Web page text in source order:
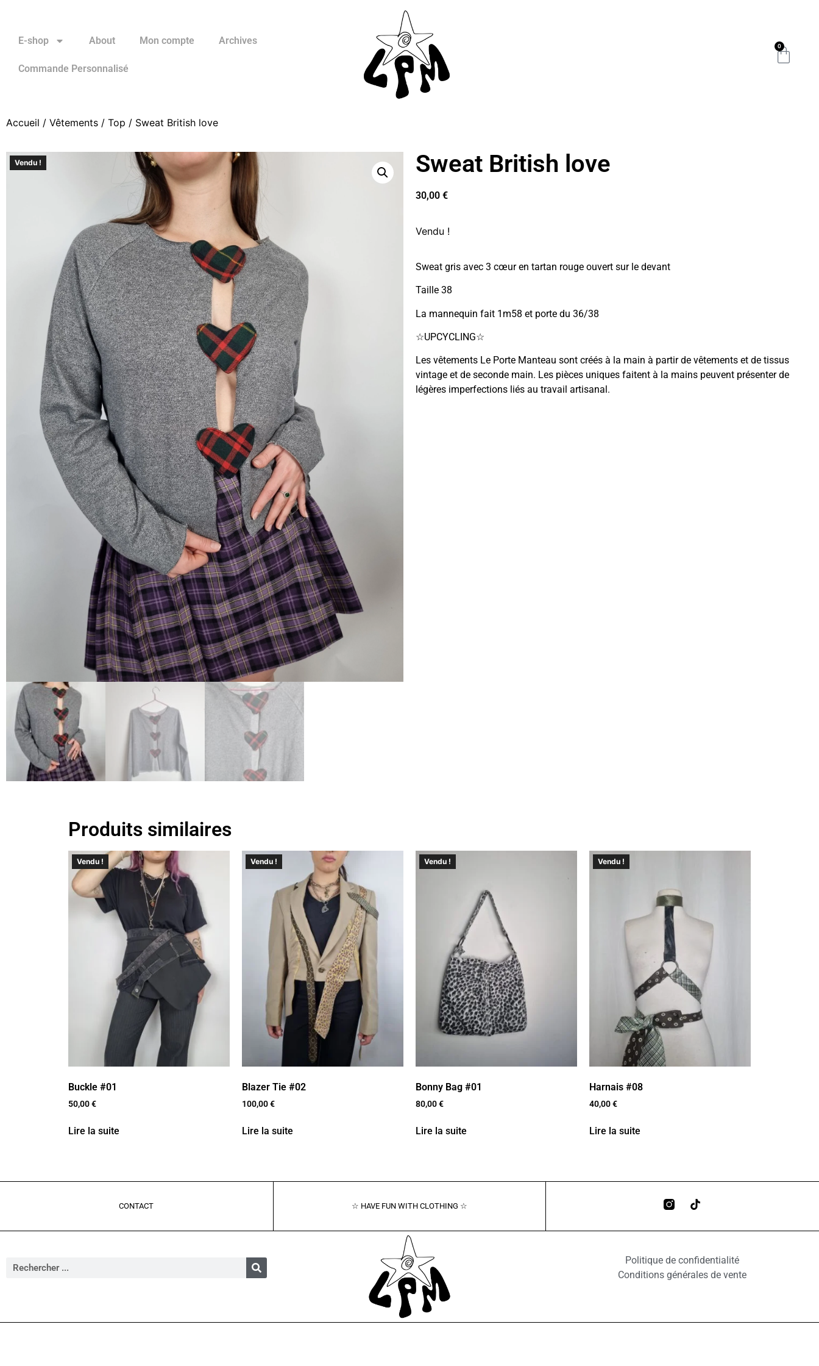
E-shop About Mon compte Archives
Commande Personnalisé
0
Accueil / Vêtements / Top / Sweat British love
Vendu ! Sweat British love
30,00 €
Vendu !
Sweat gris avec 3 cœur en tartan rouge ouvert sur le devant
Taille 38
La mannequin fait 1m58 et porte du 36/38
☆UPCYCLING☆
Les vêtements Le Porte Manteau sont créés à la main à partir de vêtements et de tissus
vintage et de seconde main. Les pièces uniques faitent à la mains peuvent présenter de
légères imperfections liés au travail artisanal.
Produits similaires
Vendu !
Buckle #01
50,00€
Lire la suite
Vendu !
Blazer Tie #02
100,00€
Lire la suite
Vendu !
Bonny Bag #01
80,00€
Lire la suite
Vendu !
Harnais #08
40,00€
Lire la suite
CONTACT ☆ HAVE FUN WITH CLOTHING ☆
Politique de confidentialité
Conditions générales de vente